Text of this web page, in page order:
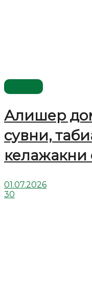
Алишер
сувни,
келажакни
01.07.2026
30